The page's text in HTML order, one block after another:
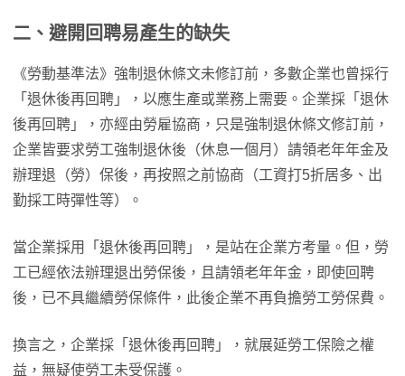
二、 避開回聘易產生的缺失
《勞動基準法》強制退休條文未修訂前，多數企業也曾採行
「退休後再回聘」，以應生產或業務上需要。企業採「退休
後再回聘」，亦經由勞雇協商，只是強制退休條文修訂前，
企業皆要求勞工強制退休後（休息一個月）請領老年年金及
辦理退（勞）保後，再按照之前協商（工資打5折居多、出
勤採工時彈性等）。
當企業採用「退休後再回聘」，是站在企業方考量。但，勞
工已經依法辦理退出勞保後，且請領老年年金，即使回聘
後，已不具繼續勞保條件，此後企業不再負擔勞工勞保費。
換言之，企業採「退休後再回聘」，就展延勞工保險之權
益，無疑使勞工未受保護。